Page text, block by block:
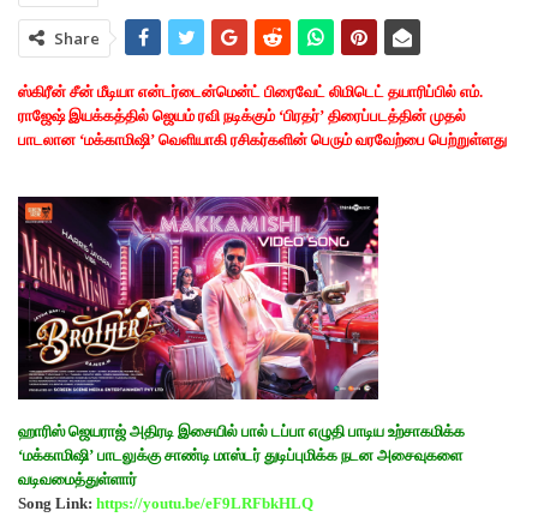
Share
ஸ்கிரீன் சீன் மீடியா என்டர்டைன்மென்ட் பிரைவேட் லிமிடெட் தயாரிப்பில் எம்.
ராஜேஷ் இயக்கத்தில் ஜெயம் ரவி நடிக்கும் ‘பிரதர்’ திரைப்படத்தின் முதல்
பாடலான ‘மக்காமிஷி’ வெளியாகி ரசிகர்களின் பெரும் வரவேற்பை பெற்றுள்ளது
ஹாரிஸ் ஜெயராஜ் அதிரடி இசையில் பால் டப்பா எழுதி பாடிய உற்சாகமிக்க
‘மக்காமிஷி’ பாடலுக்கு சாண்டி மாஸ்டர் துடிப்புமிக்க நடன அசைவுகளை
வடிவமைத்துள்ளார்
Song Link: https://youtu.be/eF9LRFbkHLQ